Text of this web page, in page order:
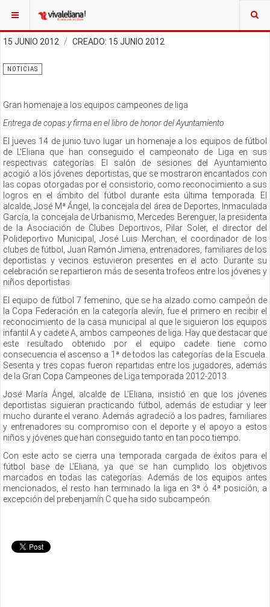
15 JUNIO 2012 CREADO: 15 JUNIO 2012
NOTICIAS
Gran homenaje a los equipos campeones de liga
Entrega de copas y firma en el libro de honor del Ayuntamiento
El jueves 14 de junio tuvo lugar un homenaje a los equipos de fútbol
de L'Eliana que han conseguido el campeonato de Liga en sus
respectivas categorías. El salón de sesiones del Ayuntamiento
acogió a los jóvenes deportistas, que se mostraron encantados con
las copas otorgadas por el consistorio, como reconocimiento a sus
logros en el ámbito del fútbol durante esta última temporada. El
alcalde, José Mª Ángel, la concejala del área de Deportes, Inmaculada
García, la concejala de Urbanismo, Mercedes Berenguer, la presidenta
de la Asociación de Clubes Deportivos, Pilar Soler, el director del
Polideportivo Municipal, José Luis Merchan, el coordinador de los
clubes de fútbol, Juan Ramón Jimena, entrenadores, familiares de los
deportistas y vecinos estuvieron presentes en el acto. Durante su
celebración se repartieron más de sesenta trofeos entre los jóvenes y
niños deportistas.
El equipo de fútbol 7 femenino, que se ha alzado como campeón de
la Copa Federación en la categoría alevín, fue el primero en recibir el
reconocimiento de la casa municipal al que le siguieron los equipos
infantil A y cadete A, ambos campeones de liga. Hay que destacar que
este resultado obtenido por el equipo cadete tiene como
consecuencia el ascenso a 1ª de todos las categorías de la Escuela.
Sesenta y tres copas fueron repartidas entre los jugadores, además
de la Gran Copa Campeones de Liga temporada 2012-2013.
José María Ángel, alcalde de L'Eliana, insistió en que los jóvenes
deportistas siguieran practicando fútbol, además de estudiar y leer
mucho durante el verano. Además agradeció a los padres, familiares
y entrenadores su compromiso con el deporte y el apoyo a estos
niños y jóvenes que han conseguido tanto en tan poco tiempo.
Con este acto se cierra una temporada cargada de éxitos para el
fútbol base de L'Eliana, ya que se han cumplido los objetivos
marcados en todas las categorías. Además de los equipos antes
mencionados, el resto han terminado la liga en 3ª ó 4ª posición, a
excepción del prebenjamín C que ha sido subcampeón.